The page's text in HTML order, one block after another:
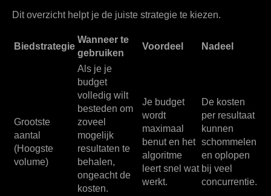
Dit overzicht helpt je de juiste strategie te kiezen.
Biedstrategie
Wanneer te
gebruiken
Voordeel Nadeel
Grootste
aantal
(Hoogste
volume)
Als je je
budget
volledig wilt
besteden om
zoveel
mogelijk
resultaten te
behalen,
ongeacht de
kosten.
Je budget
wordt
maximaal
benut en het
algoritme
leert snel wat
werkt.
De kosten
per resultaat
kunnen
schommelen
en oplopen
bij veel
concurrentie.